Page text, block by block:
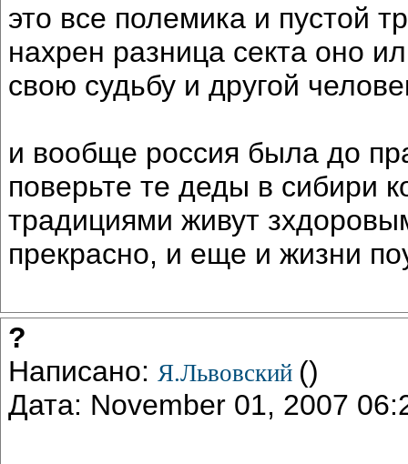
это все полемика и пустой
нахрен разница секта оно
свою судьбу и другой
и вообще россия была до
поверьте те деды в сибири
традициями живут
прекрасно, и еще и жизни
?
Написано: Я.Львовский ()
Дата: November 01, 2007